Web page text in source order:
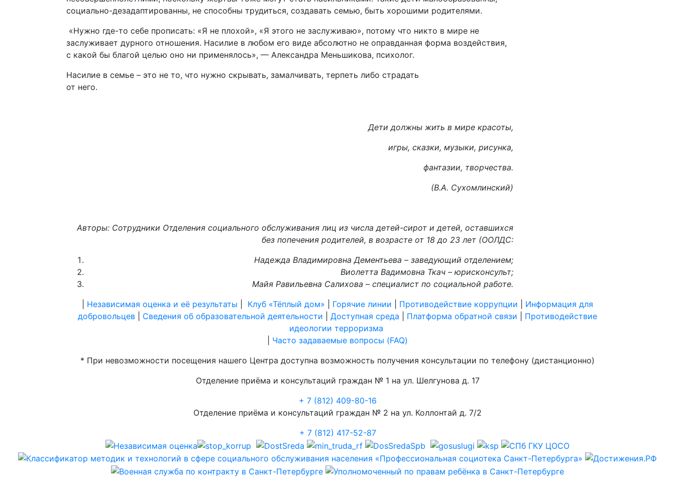
социально-дезадаптированны, не способны трудиться, создавать семью, быть хорошими родителями.
«Нужно где-то себе прописать: «Я не плохой», «Я этого не заслуживаю», потому что никто в мире не
заслуживает дурного отношения. Насилие в любом его виде абсолютно не оправданная форма воздействия,
с какой бы благой целью оно ни применялось», — Александра Меньшикова, психолог.
Насилие в семье – это не то, что нужно скрывать, замалчивать, терпеть либо страдать
от него.
Дети должны жить в мире красоты,
игры, сказки, музыки, рисунка,
фантазии, творчества.
(В.А. Сухомлинский)
Авторы: Сотрудники Отделения социального обслуживания лиц из числа детей-сирот и детей, оставшихся
без попечения родителей, в возрасте от 18 до 23 лет (ООЛДС:
Надежда Владимировна Дементьева – заведующий отделением;
Виолетта Вадимовна Ткач – юрисконсульт;
Майя Равильевна Салихова – специалист по социальной работе.
Независимая оценка и её результаты Клуб «Тёплый дом» Горячие линии Противодействие коррупции
Информация для
добровольцев
Сведения об образовательной деятельности Доступная среда Платформа обратной связи
Противодействие
идеологии терроризма
Часто задаваемые вопросы (FAQ)
* При невозможности посещения нашего Центра доступна возможность получения консультации по телефону (дистанционно)
Отделение приёма и консультаций граждан № 1 на ул. Шелгунова д. 17
+ 7 (812) 409-80-16
Отделение приёма и консультаций граждан № 2 на ул. Коллонтай д. 7/2
+ 7 (812) 417-52-87